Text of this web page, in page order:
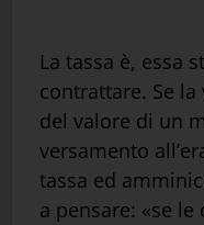
La tassa è, essa
contrattare. Se
del valore di un
versamento
tassa ed
a pensare: «se